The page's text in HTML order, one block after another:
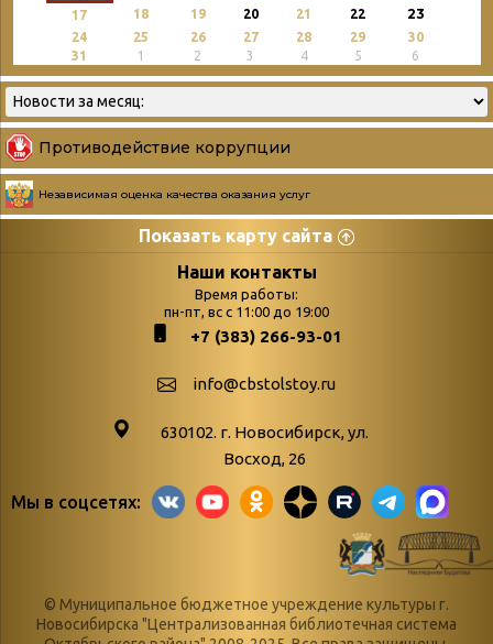
17
18 19 20 21 22 23
24 25 26 27 28 29
30
31
1 2 3 4 5 6
Противодействие коррупции
Независимая оценка качества оказания услуг
Показать карту сайта
Страницы
podvedenie-itogov-festivalya-
paskhalnaya-palitra
Библионочь – как ярмарка точь-в-
Конференции, семинары,
поступлений
Война. Народ.
живые»
«Мне всё
снятся
военной поры
Наши контакты
Время работы:
пн-пт, вс с 11:00 до 19:00
+7 (383) 266-93-01
info@cbstolstoy.ru
630102. г. Новосибирск, ул.
Восход, 26
Мы в соцсетях:
© Муниципальное бюджетное учреждение культуры г.
Новосибирска "Централизованная библиотечная система